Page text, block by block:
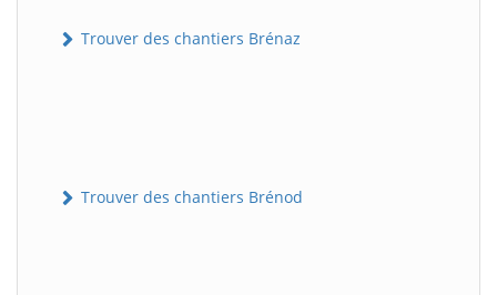
Trouver des chantiers Brénaz
Trouver des chantiers Brénod